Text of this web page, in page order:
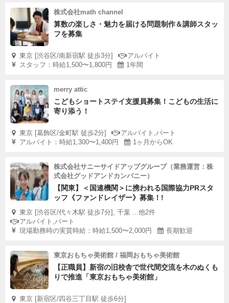
株式会社math channel
算数の楽しさ・魅力を届ける問題制作＆講師スタッ
フを募集
東京 [渋谷区/南新宿駅 徒歩3分]
アルバイト
スタッフ：時給1,500〜1,800円
1年間
merry attic
こどもショートステイ支援員募集！こどもの生活に
寄り添う！
東京 [葛飾区/金町駅 徒歩2分]
アルバイト,パート
アルバイト：時給1,300〜1,400円
1ヶ月からOK
株式会社サニーサイドアップグループ（業務運営：株
式会社グッドアンドカンパニー）
【関東】＜国連機関＞に携われる国際協力PRスタ
ッフ《ファンドレイザー》募集！!
東京 [渋谷区/代々木駅 徒歩7分], 千葉 ...他2件
アルバイト,パート
現場勤務時の実質時給：時給1,500〜2,000円
長期歓迎
東京おもちゃ美術館 / 福岡おもちゃ美術館
【正職員】新宿の旧校舎で世代間交流を木のぬくも
りで推進「東京おもちゃ美術館」
東京 [新宿区/四谷三丁目駅 徒歩6分]